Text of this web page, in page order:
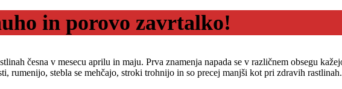
in porovo zavrtalko!
česna v mesecu aprilu in maju. Prva znamenja napada se v različnem obsegu
rumenijo, stebla se mehčajo, stroki trohnijo in so precej manjši kot pri zdravih